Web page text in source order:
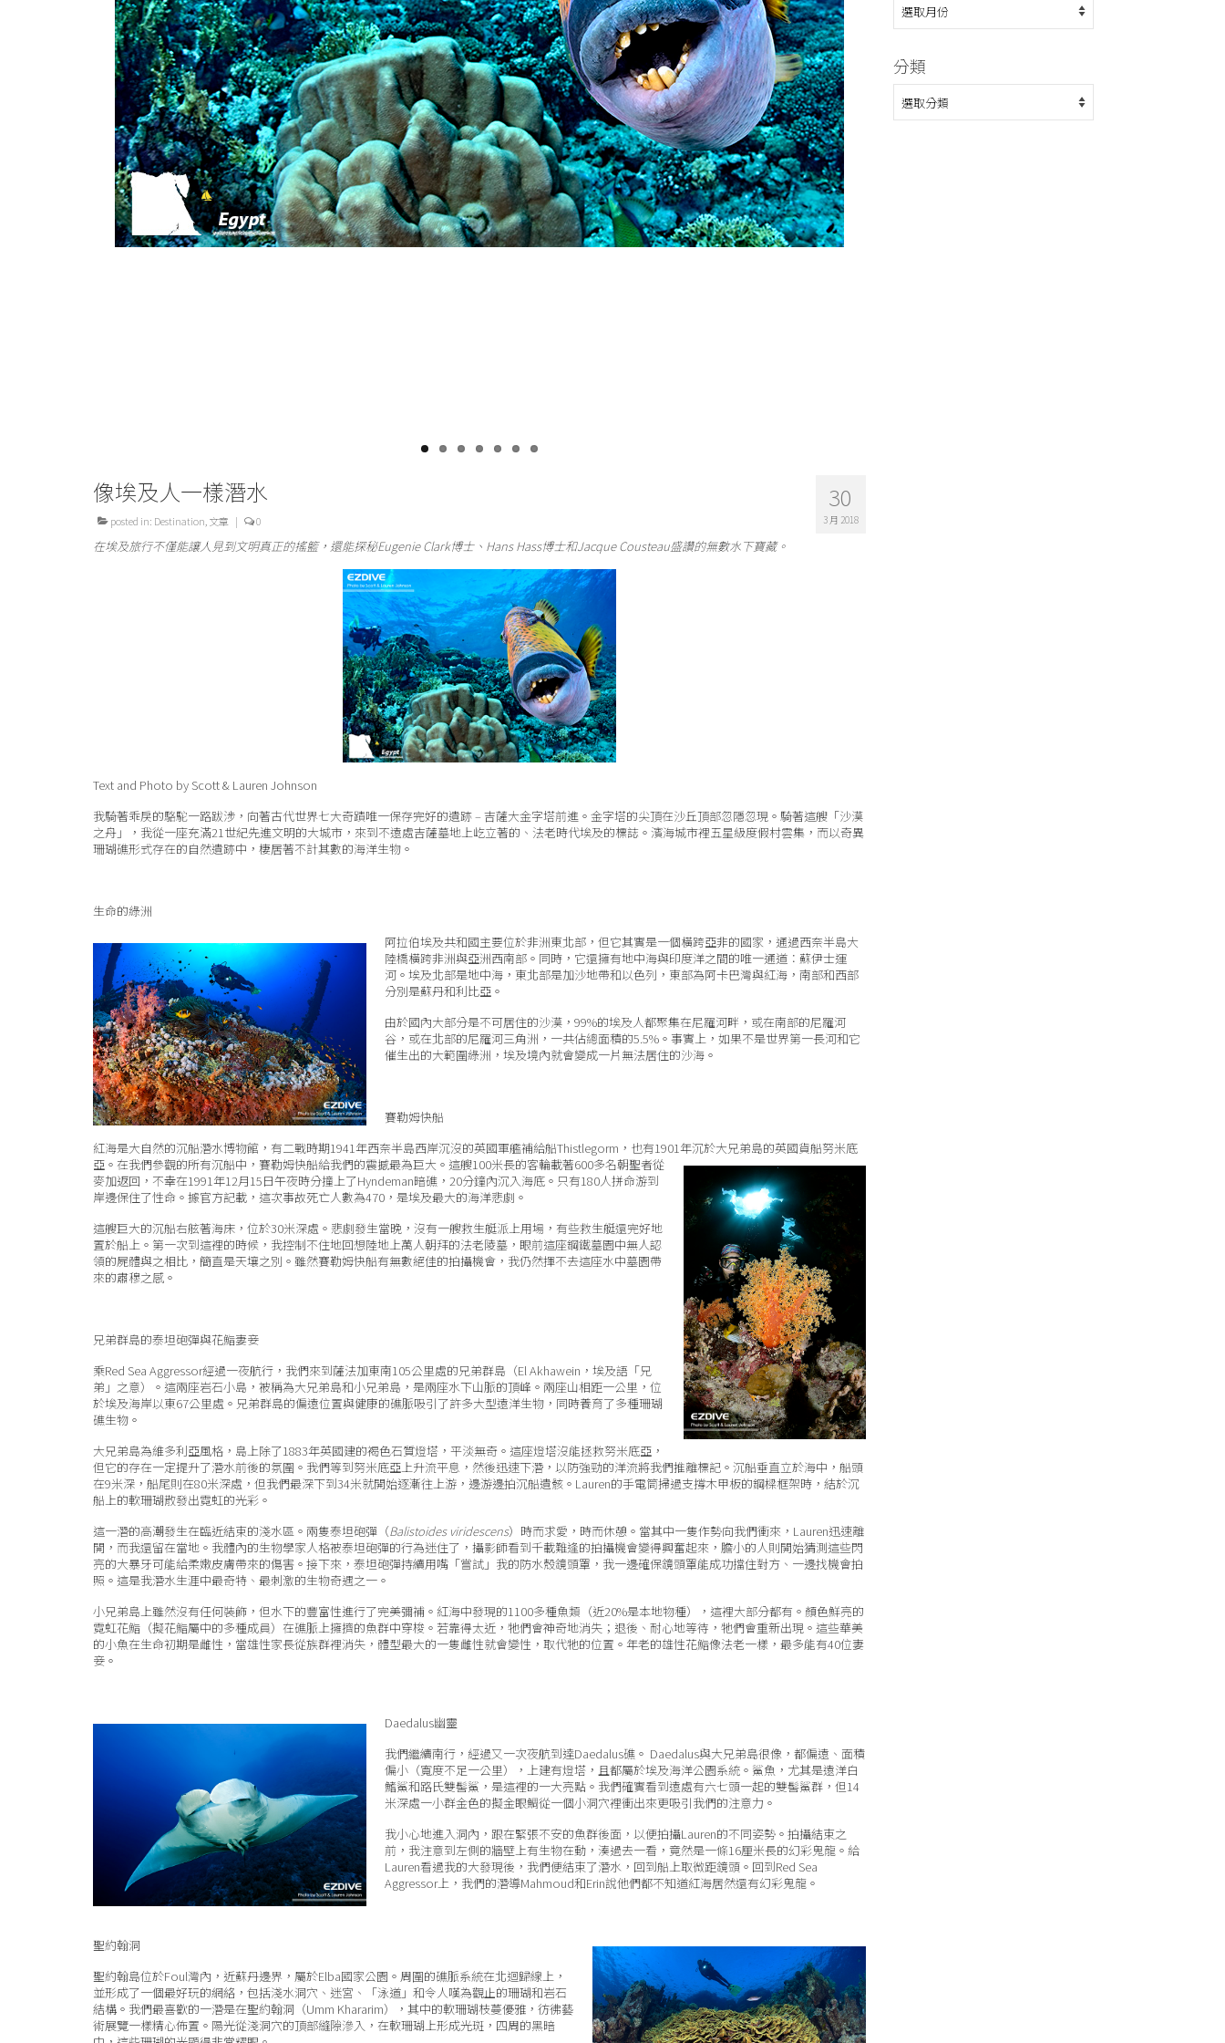
30
3 月 2018
像埃及人一樣潛水
posted in: Destination,文章 | 0
在埃及旅行不僅能讓人見到文明真正的搖籃，還能探秘Eugenie Clark博士、Hans Hass博士和Jacque Cousteau盛讚的無數水下寶藏。
Text and Photo by Scott & Lauren Johnson
我騎著乖戾的駱駝一路跋涉，向著古代世界七大奇蹟唯一保存完好的遺跡 – 吉薩大金字塔前進。金字塔的尖頂在沙丘頂部忽隱忽現。騎著這艘「沙漠
之舟」，我從一座充滿21世紀先進文明的大城市，來到不遠處吉薩墓地上屹立著的、法老時代埃及的標誌。濱海城市裡五星級度假村雲集，而以奇異
珊瑚礁形式存在的自然遺跡中，棲居著不計其數的海洋生物。
生命的綠洲
阿拉伯埃及共和國主要位於非洲東北部，但它其實是一個橫跨亞非的國家，通過西奈半島大
陸橋橫跨非洲與亞洲西南部。同時，它還擁有地中海與印度洋之間的唯一通道：蘇伊士運
河。埃及北部是地中海，東北部是加沙地帶和以色列，東部為阿卡巴灣與紅海，南部和西部
分別是蘇丹和利比亞。
由於國內大部分是不可居住的沙漠，99%的埃及人都聚集在尼羅河畔，或在南部的尼羅河
谷，或在北部的尼羅河三角洲，一共佔總面積的5.5%。事實上，如果不是世界第一長河和它
催生出的大範圍綠洲，埃及境內就會變成一片無法居住的沙海。
賽勒姆快船
紅海是大自然的沉船潛水博物館，有二戰時期1941年西奈半島西岸沉沒的英國軍艦補給船Thistlegorm，也有1901年沉於大兄弟島的英國貨船努米底
亞。在我們參觀的所有沉船中，賽勒姆快船給我們的震撼最為巨大。這艘100米長的客輪載著600多名朝聖者從
麥加返回，不幸在1991年12月15日午夜時分撞上了Hyndeman暗礁，20分鐘內沉入海底。只有180人拼命游到
岸邊保住了性命。據官方記載，這次事故死亡人數為470，是埃及最大的海洋悲劇。
這艘巨大的沉船右舷著海床，位於30米深處。悲劇發生當晚，沒有一艘救生艇派上用場，有些救生艇還完好地
置於船上。第一次到這裡的時候，我控制不住地回想陸地上萬人朝拜的法老陵墓，眼前這座鋼鐵墓園中無人認
領的屍體與之相比，簡直是天壤之別。雖然賽勒姆快船有無數絕佳的拍攝機會，我仍然揮不去這座水中墓園帶
來的肅穆之感。
兄弟群島的泰坦砲彈與花鮨妻妾
乘Red Sea Aggressor經過一夜航行，我們來到薩法加東南105公里處的兄弟群島（El Akhawein，埃及語「兄
弟」之意）。這兩座岩石小島，被稱為大兄弟島和小兄弟島，是兩座水下山脈的頂峰。兩座山相距一公里，位
於埃及海岸以東67公里處。兄弟群島的偏遠位置與健康的礁脈吸引了許多大型遠洋生物，同時養育了多種珊瑚
礁生物。
大兄弟島為維多利亞風格，島上除了1883年英國建的褐色石質燈塔，平淡無奇。這座燈塔沒能拯救努米底亞，
但它的存在一定提升了潛水前後的氛圍。我們等到努米底亞上升流平息，然後迅速下潛，以防強勁的洋流將我們推離標記。沉船垂直立於海中，船頭
在9米深，船尾則在80米深處，但我們最深下到34米就開始逐漸往上游，邊游邊拍沉船遺骸。Lauren的手電筒掃過支撐木甲板的鋼樑框架時，結於沉
船上的軟珊瑚散發出霓虹的光彩。
這一潛的高潮發生在臨近結束的淺水區。兩隻泰坦砲彈（Balistoides viridescens）時而求愛，時而休憩。當其中一隻作勢向我們衝來，Lauren迅速離
開，而我還留在當地。我體內的生物學家人格被泰坦砲彈的行為迷住了，攝影師看到千載難逢的拍攝機會變得興奮起來，膽小的人則開始猜測這些閃
亮的大暴牙可能給柔嫩皮膚帶來的傷害。接下來，泰坦砲彈持續用嘴「嘗試」我的防水殼鏡頭罩，我一邊確保鏡頭罩能成功擋住對方、一邊找機會拍
照。這是我潛水生涯中最奇特、最刺激的生物奇遇之一。
小兄弟島上雖然沒有任何裝飾，但水下的豐富性進行了完美彌補。紅海中發現的1100多種魚類（近20%是本地物種），這裡大部分都有。顏色鮮亮的
霓虹花鮨（擬花鮨屬中的多種成員）在礁脈上擁擠的魚群中穿梭。若靠得太近，牠們會神奇地消失；退後、耐心地等待，牠們會重新出現。這些華美
的小魚在生命初期是雌性，當雄性家長從族群裡消失，體型最大的一隻雌性就會變性，取代牠的位置。年老的雄性花鮨像法老一樣，最多能有40位妻
妾。
Daedalus幽靈
我們繼續南行，經過又一次夜航到達Daedalus礁。 Daedalus與大兄弟島很像，都偏遠、面積
偏小（寬度不足一公里），上建有燈塔，且都屬於埃及海洋公園系統。鯊魚，尤其是遠洋白
鰭鯊和路氏雙髻鯊，是這裡的一大亮點。我們確實看到遠處有六七頭一起的雙髻鯊群，但14
米深處一小群金色的擬金眼鯛從一個小洞穴裡衝出來更吸引我們的注意力。
我小心地進入洞內，跟在緊張不安的魚群後面，以便拍攝Lauren的不同姿勢。拍攝結束之
前，我注意到左側的牆壁上有生物在動，湊過去一看，竟然是一條16厘米長的幻彩鬼龍。給
Lauren看過我的大發現後，我們便結束了潛水，回到船上取微距鏡頭。回到Red Sea
Aggressor上，我們的潛導Mahmoud和Erin說他們都不知道紅海居然還有幻彩鬼龍。
聖約翰洞
聖約翰島位於Foul灣內，近蘇丹邊界，屬於Elba國家公園。周圍的礁脈系統在北迴歸線上，
並形成了一個最好玩的網絡，包括淺水洞穴、迷宮、「泳道」和令人嘆為觀止的珊瑚和岩石
結構。我們最喜歡的一潛是在聖約翰洞（Umm Khararim），其中的軟珊瑚枝蔓優雅，彷彿藝
術展覽一樣精心佈置。陽光從淺洞穴的頂部縫隙滲入，在軟珊瑚上形成光斑，四周的黑暗
整
分類
類